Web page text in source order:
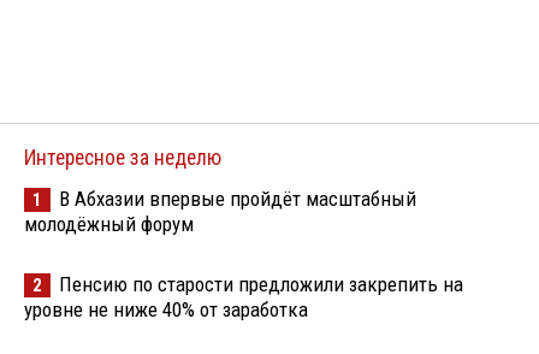
Интересное за неделю
1
В Абхазии впервые пройдёт масштабный
молодёжный форум
2
Пенсию по старости предложили закрепить на
уровне не ниже 40% от заработка